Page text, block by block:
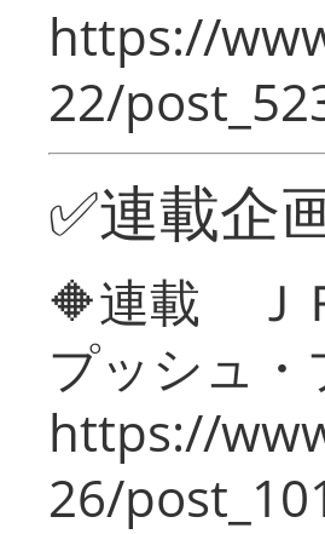
https://
22/
✅連載企
🔶連載 Ｊ
プッシュ
https://
26/